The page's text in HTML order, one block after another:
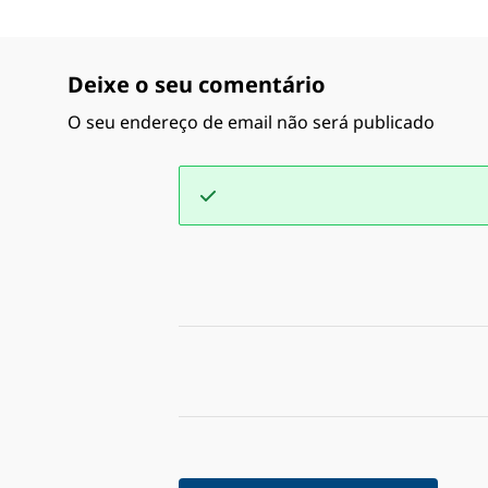
Deixe o seu comentário
O seu endereço de email não será publicado